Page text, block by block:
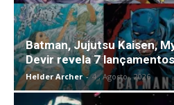
Batman, Jujutsu Kaisen,
Devir revela 7
Helder Archer - 4 , Agosto , 2026